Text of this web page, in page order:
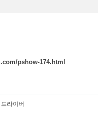
pshow-174.html
라이버